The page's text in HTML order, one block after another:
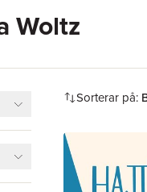
Woltz
2
Sorterar på: